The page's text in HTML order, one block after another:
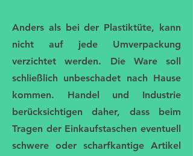
Anders als bei der Plastiktüte, kann
nicht auf jede Umverpackung
verzichtet werden. Die Ware soll
schließlich unbeschadet nach Hause
kommen. Handel und Industrie
berücksichtigen daher, dass beim
Tragen der Einkaufstaschen eventuell
schwere oder scharfkantige Artikel